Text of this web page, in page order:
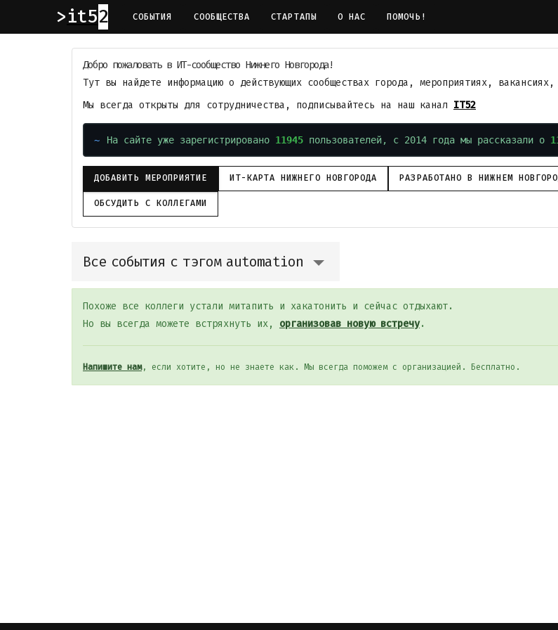
it52 СОБЫТИЯ СООБЩЕСТВА СТАРТАПЫ О НАС ПОМОЧЬ!
Добро пожаловать в ИТ-сообщество Нижнего Новгорода!
Тут вы найдете информацию о действующих сообществах города, мероприятиях,
Мы всегда открыты для сотрудничества, подписывайтесь на наш канал IT52
На сайте уже зарегистрировано 11945 пользователей, с 2014 года мы рассказали о
ДОБАВИТЬ МЕРОПРИЯТИЕ ИТ-КАРТА НИЖНЕГО НОВГОРОДА РАЗРАБОТАНО В НИЖНЕМ
ОБСУДИТЬ С КОЛЛЕГАМИ
Все события с тэгом automation
Похоже все коллеги устали митапить и хакатонить и сейчас отдыхают.
Но вы всегда можете встряхнуть их, организовав новую встречу.
Напишите нам, если хотите, но не знаете как. Мы всегда поможем с организацией. Бесплатно.